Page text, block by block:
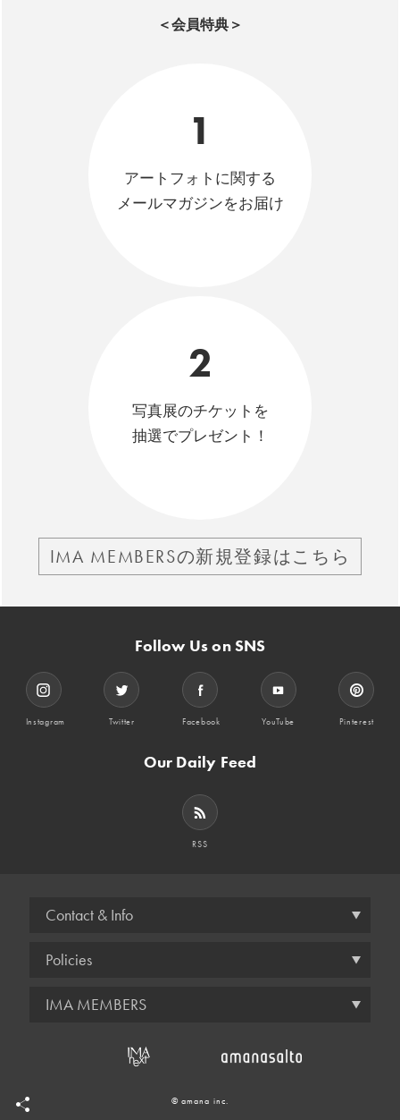
＜会員特典＞
1
アートフォトに関する
メールマガジンをお届け
2
写真展のチケットを
抽選でプレゼント！
IMA MEMBERSの新規登録はこちら
Follow Us on SNS
Instagram Twitter Facebook YouTube Pinterest
Our Daily Feed
RSS
Contact & Info
Policies
IMA MEMBERS
© amana inc.